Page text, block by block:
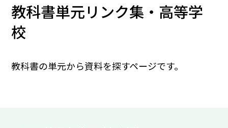
教科書単元リンク集・高等学
校
教科書の単元から資料を探すページです。